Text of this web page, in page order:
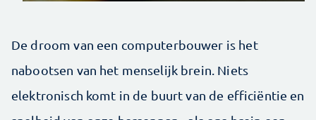
De droom van een computerbouwer is het
nabootsen van het menselijk brein. Niets
elektronisch komt in de buurt van de efficiëntie en